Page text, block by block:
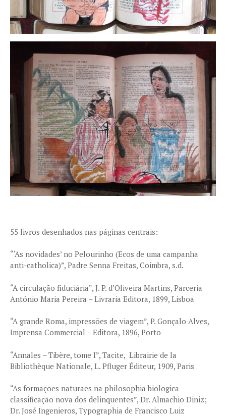
55 livros desenhados nas páginas centrais:
“‘As novidades’ no Pelourinho (Ecos de uma campanha
anti-catholica)”, Padre Senna Freitas, Coimbra, s.d.
“A circulação fiduciária”, J. P. d’Oliveira Martins, Parceria
António Maria Pereira – Livraria Editora, 1899, Lisboa
“A grande Roma, impressões de viagem”, P. Gonçalo Alves,
Imprensa Commercial – Editora, 1896, Porto
“Annales – Tibère, tome I”, Tacite, Librairie de la
Bibliothèque Nationale, L. Pfluger Éditeur, 1909, Paris
“As formações naturaes na philosophia biologica –
classificação nova dos delinquentes”, Dr. Almachio Diniz;
Dr. José Ingenieros, Typographia de Francisco Luiz